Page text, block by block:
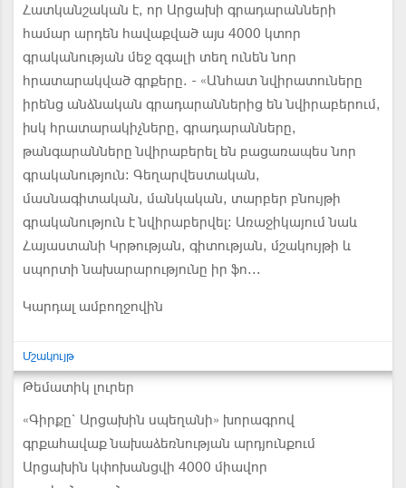
Հատկանշական է, որ Արցախի գրադարանների
համար արդեն հավաքված այս 4000 կտոր
գրականության մեջ զգալի տեղ ունեն նոր
հրատարակված գրքերը. - «Անհատ նվիրատուները
իրենց անձնական գրադարաններից են նվիրաբերում,
իսկ հրատարակիչները, գրադարանները,
թանգարանները նվիրաբերել են բացառապես նոր
գրականություն։ Գեղարվեստական,
մասնագիտական, մանկական, տարբեր բնույթի
գրականություն է նվիրաբերվել։ Առաջիկայում նաև
Հայաստանի Կրթության, գիտության, մշակույթի և
սպորտի նախարարությունը իր ֆո...
Կարդալ ամբողջովին
Մշակույթ
Թեմատիկ լուրեր
«Գիրքը` Արցախին սպեղանի» խորագրով
գրքահավաք նախաձեռնության արդյունքում
Արցախին կփոխանցվի 4000 միավոր